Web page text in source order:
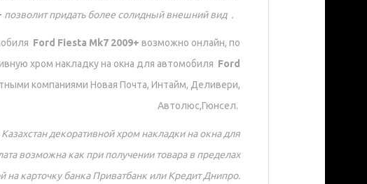
позволит придать более солидный внешний вид .
Ford Fiesta Mk7 2009+ возможно онлайн, по
хром накладку на окна для автомобиля Ford
компаниями Новая Почта, Интайм, Деливери,
Автолюс,Гюнсел.
декоративной хром накладки на окна для
возможна как при получении товара в пределах
на карточку банка Приватбанк или Кредит Днипро.